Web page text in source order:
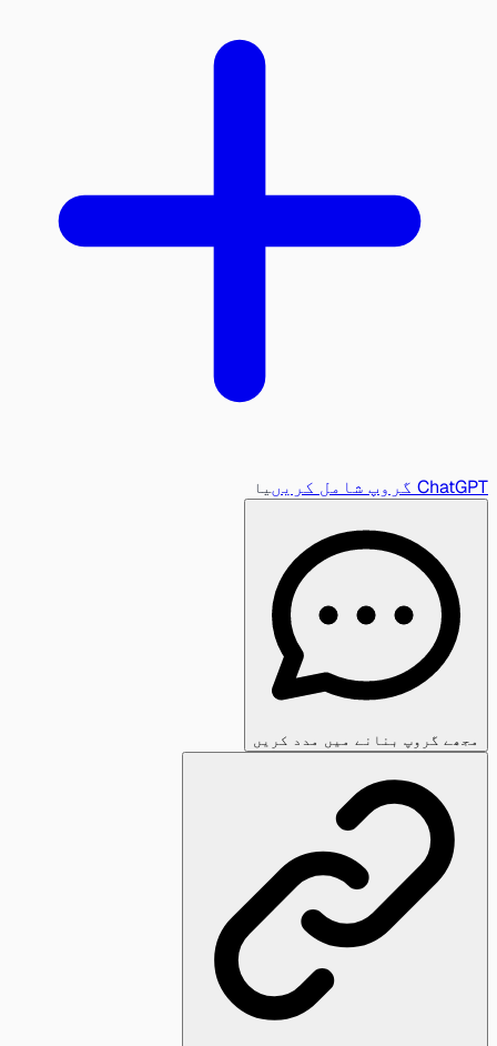
ChatGPT گروپ شامل کریں یا
مجھے گروپ بنانے میں مدد کریں